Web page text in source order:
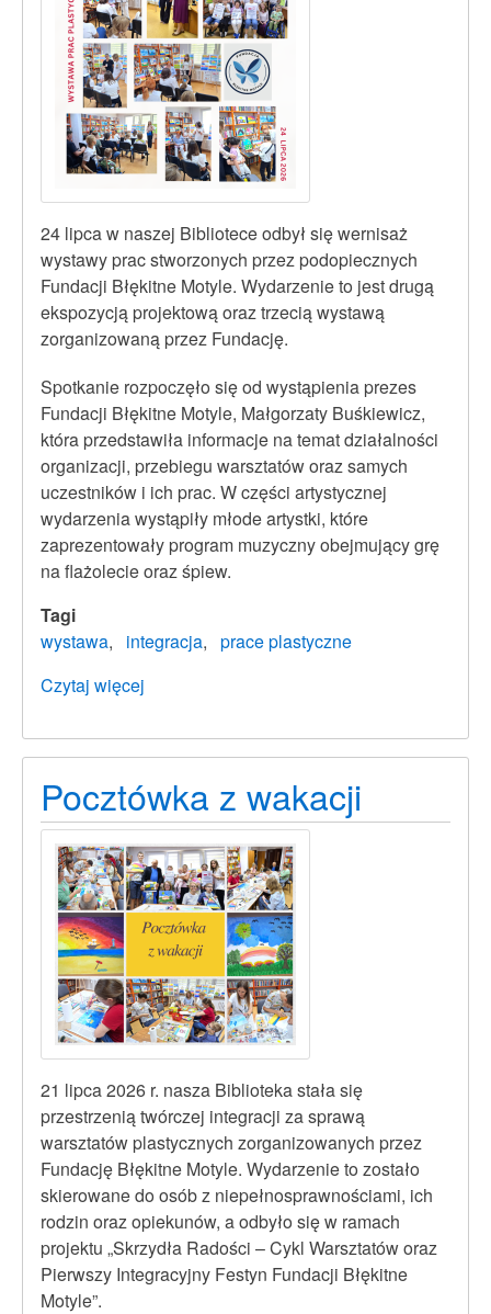
24 lipca w naszej Bibliotece odbył się wernisaż
wystawy prac stworzonych przez podopiecznych
Fundacji Błękitne Motyle. Wydarzenie to jest drugą
ekspozycją projektową oraz trzecią wystawą
zorganizowaną przez Fundację.
Spotkanie rozpoczęło się od wystąpienia prezes
Fundacji Błękitne Motyle, Małgorzaty Buśkiewicz,
która przedstawiła informacje na temat działalności
organizacji, przebiegu warsztatów oraz samych
uczestników i ich prac. W części artystycznej
wydarzenia wystąpiły młode artystki, które
zaprezentowały program muzyczny obejmujący grę
na flażolecie oraz śpiew.
Tagi
wystawa
integracja
prace plastyczne
Czytaj więcej
"Skrzydła
radości"
Pocztówka z wakacji
21 lipca 2026 r. nasza Biblioteka stała się
przestrzenią twórczej integracji za sprawą
warsztatów plastycznych zorganizowanych przez
Fundację Błękitne Motyle. Wydarzenie to zostało
skierowane do osób z niepełnosprawnościami, ich
rodzin oraz opiekunów, a odbyło się w ramach
projektu „Skrzydła Radości – Cykl Warsztatów oraz
Pierwszy Integracyjny Festyn Fundacji Błękitne
Motyle”.